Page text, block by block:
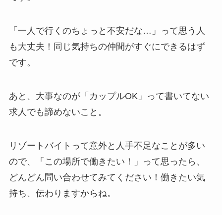
「一人で行くのちょっと不安だな…」って思う人
も大丈夫！同じ気持ちの仲間がすぐにできるはず
です。
あと、大事なのが「カップルOK」って書いてない
求人でも諦めないこと。
リゾートバイトって意外と人手不足なことが多い
ので、「この場所で働きたい！」って思ったら、
どんどん問い合わせてみてください！働きたい気
持ち、伝わりますからね。